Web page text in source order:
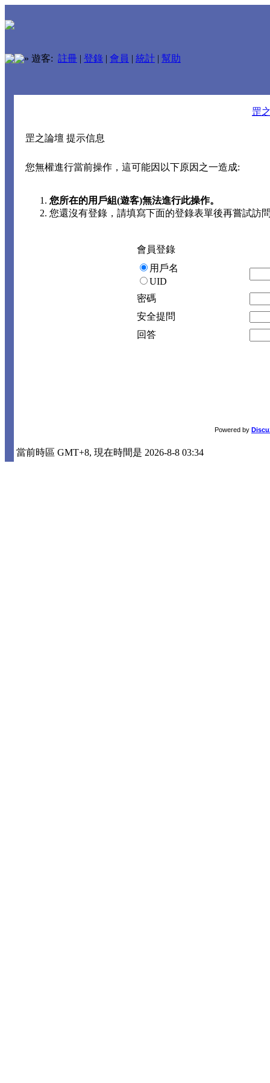
» 遊客: 註冊 | 登錄 | 會員 | 統計 | 幫助
罡
罡之論壇 提示信息
您無權進行當前操作，這可能因以下原因之一造成:
您所在的用戶組(遊客)無法進行此操作。
您還沒有登錄，請填寫下面的登錄表單後再嘗試訪
會員登錄
用戶名
UID
密碼
安全提問
回答
Powered by
當前時區 GMT+8, 現在時間是 2026-8-8 03:34